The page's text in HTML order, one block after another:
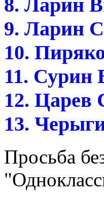
8. Ларин
9. Ларин
10.
11. Сурин
12. Царев
13.
Просьба